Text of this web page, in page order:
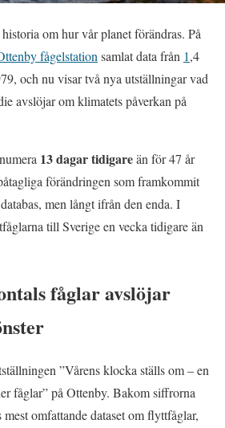
om hur vår planet förändras. På
fågelstation samlat data från 1,4
och nu visar två nya utställningar vad
avslöjar om klimatets påverkan på
13 dagar tidigareän för 47 år
förändringen som framkommit
men långt ifrån den enda. I
till Sverige en vecka tidigare än
fåglar avslöjar
”Vårens klocka ställs om – en
fåglar” på Ottenby. Bakom siffrorna
omfattande dataset om flyttfåglar,